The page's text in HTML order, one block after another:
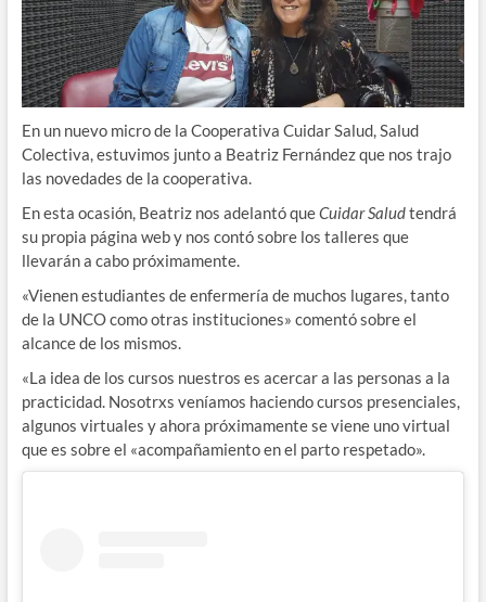
En un nuevo micro de la Cooperativa Cuidar Salud, Salud
Colectiva, estuvimos junto a Beatriz Fernández que nos trajo
las novedades de la cooperativa.
En esta ocasión, Beatriz nos adelantó queCuidar Saludtendrá
su propia página web y nos contó sobre los talleres que
llevarán a cabo próximamente.
«Vienen estudiantes de enfermería de muchos lugares, tanto
de la UNCO como otras instituciones» comentó sobre el
alcance de los mismos.
«La idea de los cursos nuestros es acercar a las personas a la
practicidad. Nosotrxs veníamos haciendo cursos presenciales,
algunos virtuales y ahora próximamente se viene uno virtual
que es sobre el «acompañamiento en el parto respetado».